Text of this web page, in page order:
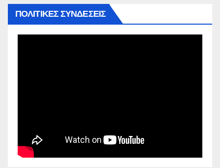
ΠΟΛΙΤΙΚΕΣ ΣΥΝΔΕΣΕΙΣ